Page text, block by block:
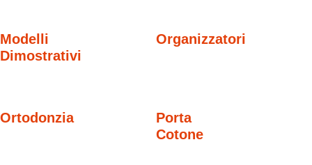
Modelli
Dimostrativi
Organizzatori
Ortodonzia
Porta
Cotone